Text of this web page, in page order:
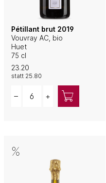
Pétillant brut 2019
Vouvray AC, bio
Huet
75 cl
23.20
statt 25.80
– +